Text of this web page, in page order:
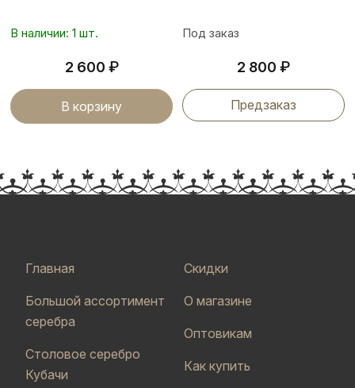
В наличии: 1 шт.
2 600 ₽
В корзину
Под заказ
2 800 ₽
Предзаказ
Главная
Большой ассортимент
серебра
Столовое серебро
Кубачи
Скидки
О магазине
Оптовикам
Как купить